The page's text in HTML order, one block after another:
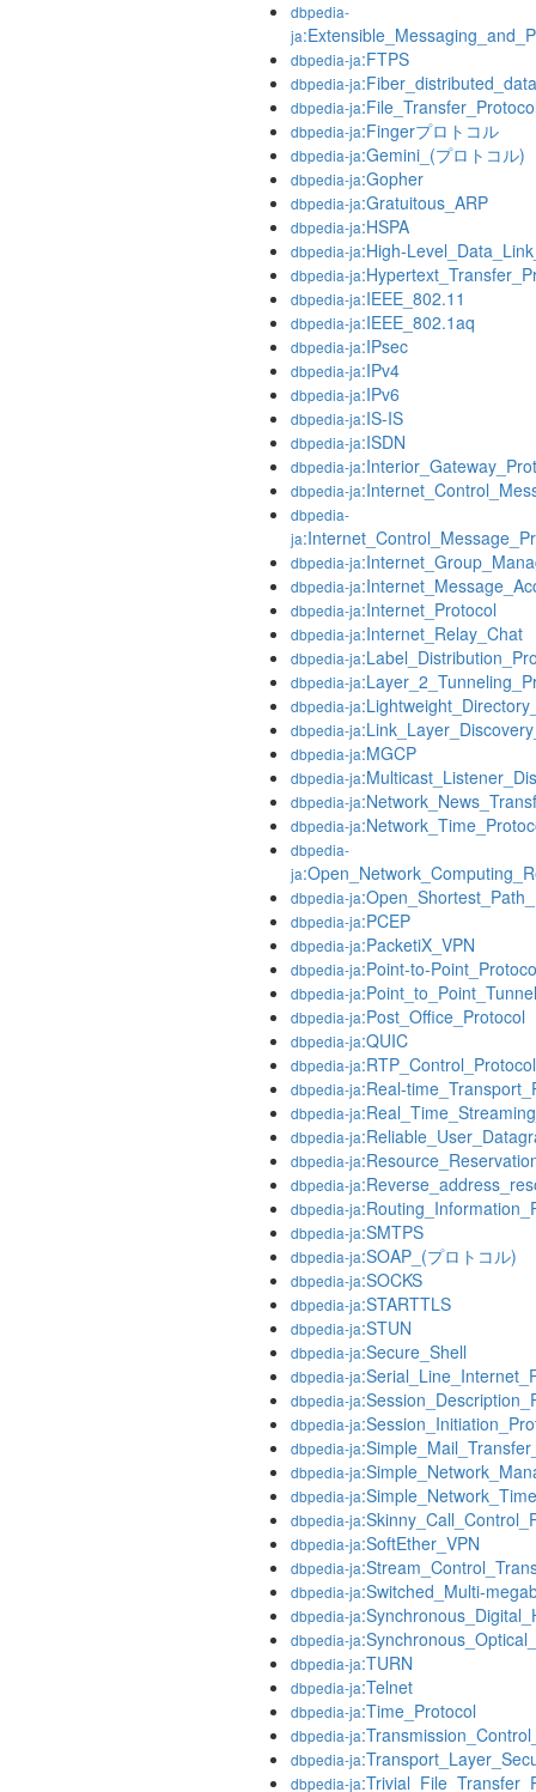
dbpedia-
ja
dbpedia-ja:FTPS
dbpedia-ja
dbpedia-ja
dbpedia-ja:Fingerプロトコル
dbpedia-ja:Gemini_(プロトコル)
dbpedia-ja:Gopher
dbpedia-ja:Gratuitous_ARP
dbpedia-ja:HSPA
dbpedia-ja:High-
dbpedia-ja
dbpedia-ja:IEEE_802.11
dbpedia-ja:IEEE_802.1aq
dbpedia-ja:IPsec
dbpedia-ja:IPv4
dbpedia-ja:IPv6
dbpedia-ja:IS-IS
dbpedia-ja:ISDN
dbpedia-ja
dbpedia-ja
dbpedia-
ja
dbpedia-ja
dbpedia-ja
dbpedia-ja:Internet_Protocol
dbpedia-ja:Internet_Relay_Chat
dbpedia-ja
dbpedia-ja
dbpedia-ja
dbpedia-ja
dbpedia-ja:MGCP
dbpedia-ja
dbpedia-ja
dbpedia-ja
dbpedia-
ja
dbpedia-ja
dbpedia-ja:PCEP
dbpedia-ja:PacketiX_VPN
dbpedia-ja:Point-to-
dbpedia-ja
dbpedia-ja:Post_Office_Protocol
dbpedia-ja:QUIC
dbpedia-ja:RTP_Control_Protocol
dbpedia-ja:Real-
dbpedia-ja
dbpedia-ja
dbpedia-ja
dbpedia-ja
dbpedia-ja
dbpedia-ja:SMTPS
dbpedia-ja:SOAP_(プロトコル)
dbpedia-ja:SOCKS
dbpedia-ja:STARTTLS
dbpedia-ja:STUN
dbpedia-ja:Secure_Shell
dbpedia-ja
dbpedia-ja
dbpedia-ja
dbpedia-ja
dbpedia-ja
dbpedia-ja
dbpedia-ja
dbpedia-ja:SoftEther_VPN
dbpedia-ja
dbpedia-ja:Switched_Multi-
dbpedia-ja
dbpedia-ja
dbpedia-ja:TURN
dbpedia-ja:Telnet
dbpedia-ja:Time_Protocol
dbpedia-ja
dbpedia-ja
dbpedia-ja